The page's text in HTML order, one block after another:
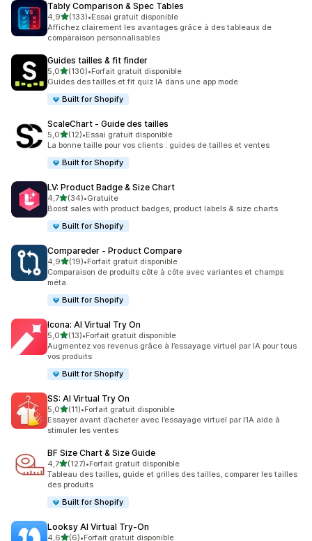
Tably Comparison & Spec Tables
4,9étoile(s) sur 5
(133)
133 avis au total
•Essai gratuit disponible
Affichez clairement les avantages grâce à des tableaux de
comparaison personnalisables
Guides tailles & fit finder
5,0étoile(s) sur 5
(130)
130 avis au total
•Forfait gratuit disponible
Guides des tailles et fit quiz IA dans une app mode
Built for Shopify
ScaleChart ‑ Guide des tailles
5,0étoile(s) sur 5
(12)
12 avis au total
•Essai gratuit disponible
La bonne taille pour vos clients : guides de tailles et ventes
Built for Shopify
LV: Product Badge & Size Chart
4,7étoile(s) sur 5
(34)
34 avis au total
•Gratuite
Boost sales with product badges, product labels & size charts
Built for Shopify
Compareder ‑ Product Compare
4,9étoile(s) sur 5
(19)
19 avis au total
•Forfait gratuit disponible
Comparaison de produits côte à côte avec variantes et champs
méta.
Built for Shopify
Icona: AI Virtual Try On
5,0étoile(s) sur 5
(13)
13 avis au total
•Forfait gratuit disponible
Augmentez vos revenus grâce à l’essayage virtuel par IA pour tous
vos produits
Built for Shopify
SS: AI Virtual Try On
5,0étoile(s) sur 5
(11)
11 avis au total
•Forfait gratuit disponible
Essayer avant d’acheter avec l’essayage virtuel par l’IA aide à
stimuler les ventes
BF Size Chart & Size Guide
4,7étoile(s) sur 5
(127)
127 avis au total
•Forfait gratuit disponible
Tableau des tailles, guide et grilles des tailles, comparer les tailles
des produits
Built for Shopify
Looksy AI Virtual Try‑On
4,6étoile(s) sur 5
(6)•Forfait gratuit disponible